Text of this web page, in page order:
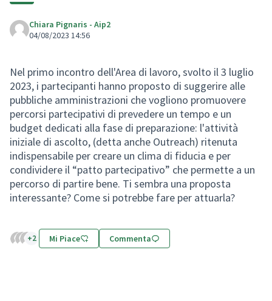
Chiara Pignaris - Aip2
04/08/2023 14:56
Nel primo incontro dell'Area di lavoro, svolto il 3 luglio
2023, i partecipanti hanno proposto di suggerire alle
pubbliche amministrazioni che vogliono promuovere
percorsi partecipativi di prevedere un tempo e un
budget dedicati alla fase di preparazione: l'attività
iniziale di ascolto, (detta anche Outreach) ritenuta
indispensabile per creare un clima di fiducia e per
condividere il “patto partecipativo” che permette a un
percorso di partire bene. Ti sembra una proposta
interessante? Come si potrebbe fare per attuarla?
+2 Mi Piace Commenta